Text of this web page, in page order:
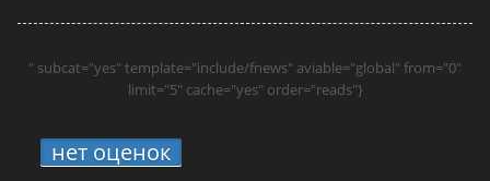
" subcat="yes" template="include/fnews" aviable="global" from="0"
limit="5" cache="yes" order="reads"}
нет оценок